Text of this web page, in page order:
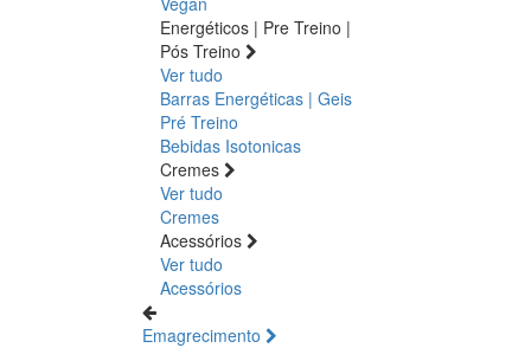
Energéticos | Pre Treino |
Pós Treino
Ver tudo
Barras Energéticas | Geis
Pré Treino
Bebidas Isotonicas
Cremes
Ver tudo
Cremes
Acessórios
Ver tudo
Acessórios
Emagrecimento